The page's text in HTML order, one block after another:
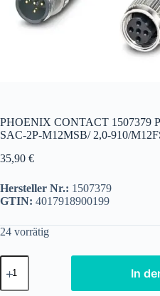
PHOENIX CONTACT 1507379
SAC-2P-M12MSB/ 2,0-910/
35,90 €
Hersteller Nr.: 1507379
GTIN: 4017918900199
24 vorrätig
PHOENIX
CONTACT
In